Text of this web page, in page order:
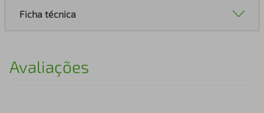
Ficha técnica
Avaliações